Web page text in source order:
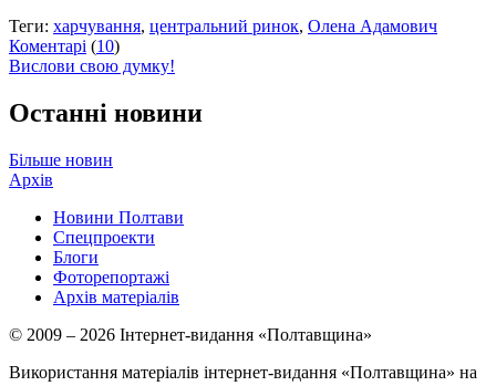
Теги: харчування, центральний ринок, Олена Адамович
Коментарі (10)
Вислови свою думку!
Останні новини
Більше новин
Архів
Новини Полтави
Спецпроекти
Блоги
Фоторепортажі
Архів матеріалів
© 2009 – 2026 Інтернет-видання «Полтавщина»
Використання матеріалів інтернет-видання «Полтавщина» на